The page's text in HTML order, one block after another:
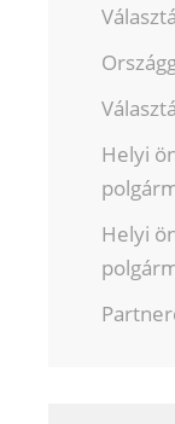
Helyi
Helyi